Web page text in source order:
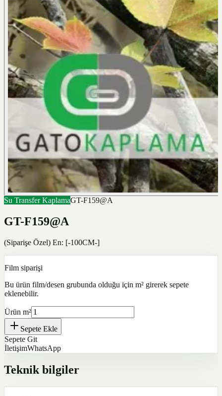
Su Transfer KaplamaGT-F159@A
GT-F159@A
(Siparişe Özel) En: [-100CM-]
Film siparişi
Bu ürün film/desen grubunda olduğu için m² girerek sepete
eklenebilir.
Ürün m²
Sepete Ekle
Sepete Git
İletişimWhatsApp
Teknik bilgiler